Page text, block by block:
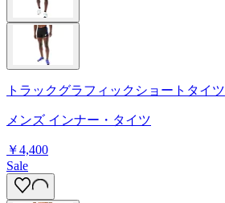
トラックグラフィックショートタイツ
メンズ インナー・タイツ
￥4,400
Sale